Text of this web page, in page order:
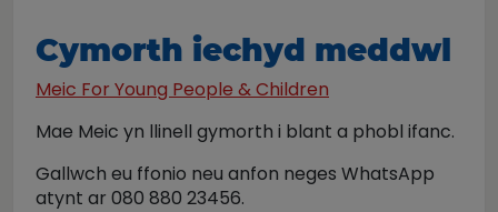
Cymorth iechyd meddwl
Meic For Young People & Children
Mae Meic yn llinell gymorth i blant a phobl ifanc.
Gallwch eu ffonio neu anfon neges WhatsApp
atynt ar 080 880 23456.